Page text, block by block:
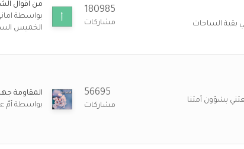
أهلا اهلا
بقية الساحات
180985
مشاركات
من اقوال
بواسطة
الخميس الساعة
بشؤون أمتنا
56695
مشاركات
المقاومة
بواسطة أمّ